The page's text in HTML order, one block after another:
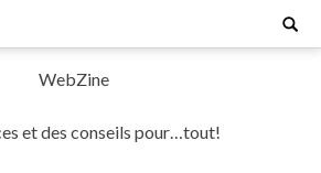
Search
WebZine
et des conseils pour…tout!